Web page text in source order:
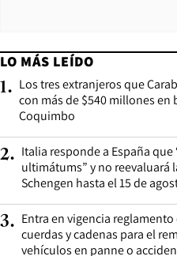
LO MÁS LEÍDO
1. Los tres extranjeros que
con más de $540 millones en
Coquimbo
2. Italia responde a España que
ultimátums” y no reevaluará
Schengen hasta el 15 de
3. Entra en vigencia
cuerdas y cadenas para el
vehículos en panne o